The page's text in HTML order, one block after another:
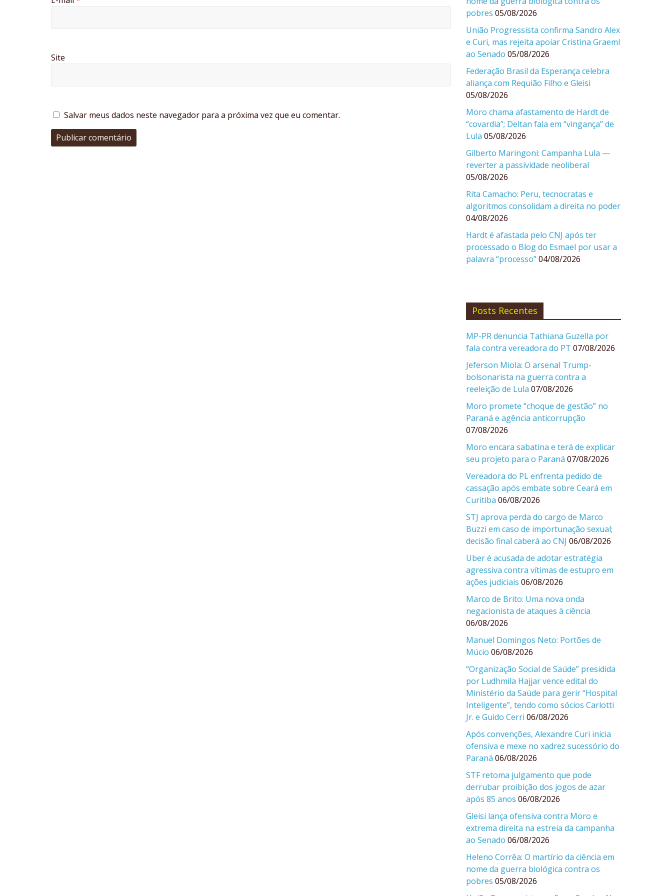
Site
Salvar meus dados neste navegador para a próxima vez que eu comentar.
pobres 05/08/2026
União Progressista confirma Sandro Alex
e Curi, mas rejeita apoiar Cristina Graeml
ao Senado 05/08/2026
Federação Brasil da Esperança celebra
aliança com Requião Filho e Gleisi
05/08/2026
Moro chama afastamento de Hardt de
“covardia”; Deltan fala em “vingança” de
Lula 05/08/2026
Gilberto Maringoni: Campanha Lula —
reverter a passividade neoliberal
05/08/2026
Rita Camacho: Peru, tecnocratas e
algoritmos consolidam a direita no poder
04/08/2026
Hardt é afastada pelo CNJ após ter
processado o Blog do Esmael por usar a
palavra “processo”04/08/2026
Posts Recentes
MP-PR denuncia Tathiana Guzella por
fala contra vereadora do PT 07/08/2026
Jeferson Miola: O arsenal Trump-
bolsonarista na guerra contra a
reeleição de Lula 07/08/2026
Moro promete “choque de gestão” no
Paraná e agência anticorrupção
07/08/2026
Moro encara sabatina e terá de explicar
seu projeto para o Paraná 07/08/2026
Vereadora do PL enfrenta pedido de
cassação após embate sobre Ceará em
Curitiba 06/08/2026
STJ aprova perda do cargo de Marco
Buzzi em caso de importunação sexual;
decisão final caberá ao CNJ 06/08/2026
Uber é acusada de adotar estratégia
agressiva contra vítimas de estupro em
ações judiciais 06/08/2026
Marco de Brito: Uma nova onda
negacionista de ataques à ciência
06/08/2026
Manuel Domingos Neto: Portões de
Múcio 06/08/2026
“Organização Social de Saúde” presidida
por Ludhmila Hajjar vence edital do
Ministério da Saúde para gerir “Hospital
Inteligente”, tendo como sócios Carlotti
Jr. e Guido Cerri 06/08/2026
Após convenções, Alexandre Curi inicia
ofensiva e mexe no xadrez sucessório do
Paraná 06/08/2026
STF retoma julgamento que pode
derrubar proibição dos jogos de azar
após 85 anos 06/08/2026
Gleisi lança ofensiva contra Moro e
extrema direita na estreia da campanha
ao Senado 06/08/2026
Heleno Corrêa: O martírio da ciência em
nome da guerra biológica contra os
pobres 05/08/2026